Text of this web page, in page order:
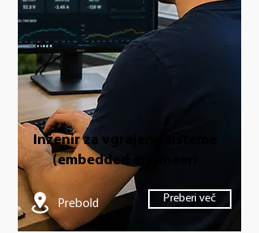
Prebold
Inženir za vgrajene sisteme
(embedded engineer)
Preberi več